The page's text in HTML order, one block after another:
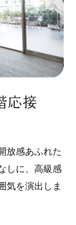
応接
放感あふれた
しに、高級感
気を演出しま